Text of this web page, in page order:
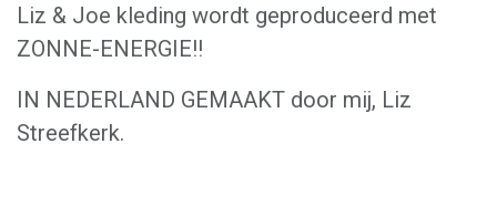
Liz & Joe kleding wordt geproduceerd met
ZONNE-ENERGIE!!
IN NEDERLAND GEMAAKT door mij, Liz
Streefkerk.